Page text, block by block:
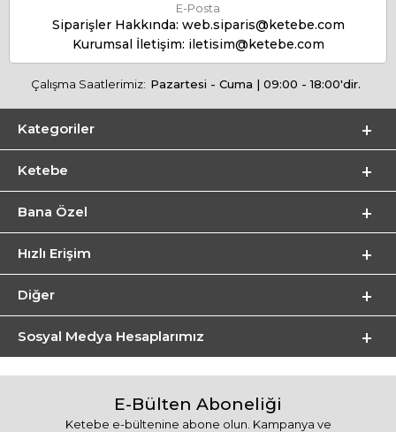
E-Posta
Siparişler Hakkında: web.siparis@ketebe.com
Kurumsal İletişim: iletisim@ketebe.com
Çalışma Saatlerimiz: Pazartesi - Cuma | 09:00 - 18:00'dir.
Kategoriler
Ketebe
Bana Özel
Hızlı Erişim
Diğer
Sosyal Medya Hesaplarımız
E-Bülten Aboneliği
Ketebe e-bültenine abone olun. Kampanya ve